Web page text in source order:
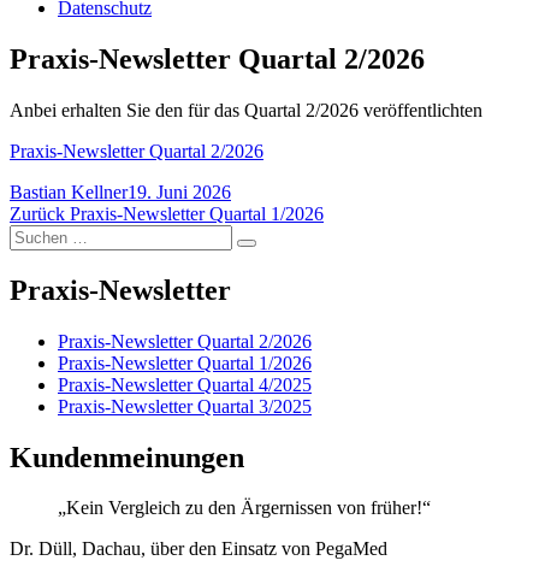
Datenschutz
Praxis-Newsletter Quartal 2/2026
Anbei erhalten Sie den für das Quartal 2/2026 veröffentlichten
Praxis-Newsletter Quartal 2/2026
Autor
Bastian KellnerVeröffentlicht
am
19. Juni 2026
Beitragsnavigation
Zurück Vorheriger
Praxis-Newsletter Quartal 1/2026
Suchen
nach:
Suchen
Praxis-Newsletter
Praxis-Newsletter Quartal 2/2026
Praxis-Newsletter Quartal 1/2026
Praxis-Newsletter Quartal 4/2025
Praxis-Newsletter Quartal 3/2025
Kundenmeinungen
„Kein Vergleich zu den Ärgernissen von früher!“
Dr. Düll, Dachau, über den Einsatz von PegaMed